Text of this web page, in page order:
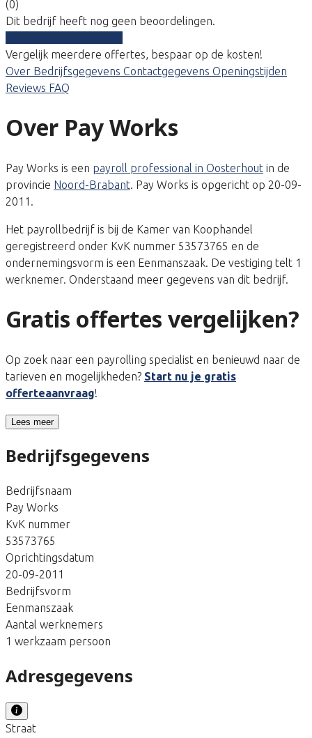
(0)
Dit bedrijf heeft nog geen beoordelingen.
Vergelijk meerdere offertes, bespaar op de kosten!
Over Bedrijfsgegevens Contactgegevens Openingstijden
Reviews FAQ
Over Pay Works
Pay Works is een payroll professional in Oosterhout in de
provincie Noord-Brabant. Pay Works is opgericht op 20-09-
2011.
Het payrollbedrijf is bij de Kamer van Koophandel
geregistreerd onder KvK nummer 53573765 en de
ondernemingsvorm is een Eenmanszaak. De vestiging telt 1
werknemer. Onderstaand meer gegevens van dit bedrijf.
Gratis offertes vergelijken?
Op zoek naar een payrolling specialist en benieuwd naar de
tarieven en mogelijkheden? Start nu je gratis
offerteaanvraag!
Lees meer
Bedrijfsgegevens
Bedrijfsnaam
Pay Works
KvK nummer
53573765
Oprichtingsdatum
20-09-2011
Bedrijfsvorm
Eenmanszaak
Aantal werknemers
1 werkzaam persoon
Adresgegevens
Straat